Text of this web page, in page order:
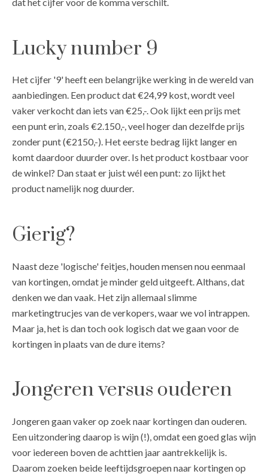
dat het cijfer voor de komma verschilt.
Lucky number 9
Het cijfer '9' heeft een belangrijke werking in de wereld van
aanbiedingen. Een product dat €24,99 kost, wordt veel
vaker verkocht dan iets van €25,-. Ook lijkt een prijs met
een punt erin, zoals €2.150,-, veel hoger dan dezelfde prijs
zonder punt (€2150,-). Het eerste bedrag lijkt langer en
komt daardoor duurder over. Is het product kostbaar voor
de winkel? Dan staat er juist wél een punt: zo lijkt het
product namelijk nog duurder.
Gierig?
Naast deze 'logische' feitjes, houden mensen nou eenmaal
van kortingen, omdat je minder geld uitgeeft. Althans, dat
denken we dan vaak. Het zijn allemaal slimme
marketingtrucjes van de verkopers, waar we vol intrappen.
Maar ja, het is dan toch ook logisch dat we gaan voor de
kortingen in plaats van de dure items?
Jongeren versus ouderen
Jongeren gaan vaker op zoek naar kortingen dan ouderen.
Een uitzondering daarop is wijn (!), omdat een goed glas wijn
voor iedereen boven de achttien jaar aantrekkelijk is.
Daarom zoeken beide leeftijdsgroepen naar kortingen op